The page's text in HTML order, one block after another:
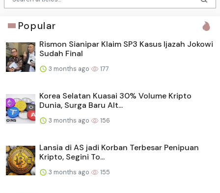
Popular
Rismon Sianipar Klaim SP3 Kasus Ijazah Jokowi
Sudah Final
3 months ago 177
Korea Selatan Kuasai 30% Volume Kripto
Dunia, Surga Baru Alt...
3 months ago 156
Lansia di AS jadi Korban Terbesar Penipuan
Kripto, Segini To...
3 months ago 155